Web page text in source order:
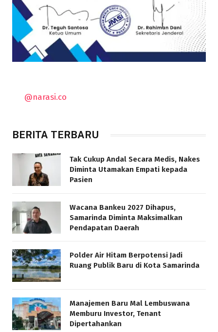
@narasi.co
BERITA TERBARU
Tak Cukup Andal Secara Medis, Nakes
Diminta Utamakan Empati kepada
Pasien
Wacana Bankeu 2027 Dihapus,
Samarinda Diminta Maksimalkan
Pendapatan Daerah
Polder Air Hitam Berpotensi Jadi
Ruang Publik Baru di Kota Samarinda
Manajemen Baru Mal Lembuswana
Memburu Investor, Tenant
Dipertahankan